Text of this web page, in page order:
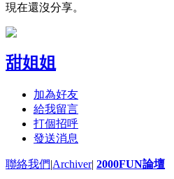
現在還沒分享。
甜姐姐
加為好友
給我留言
打個招呼
發送消息
聯絡我們|Archiver| 2000FUN論壇